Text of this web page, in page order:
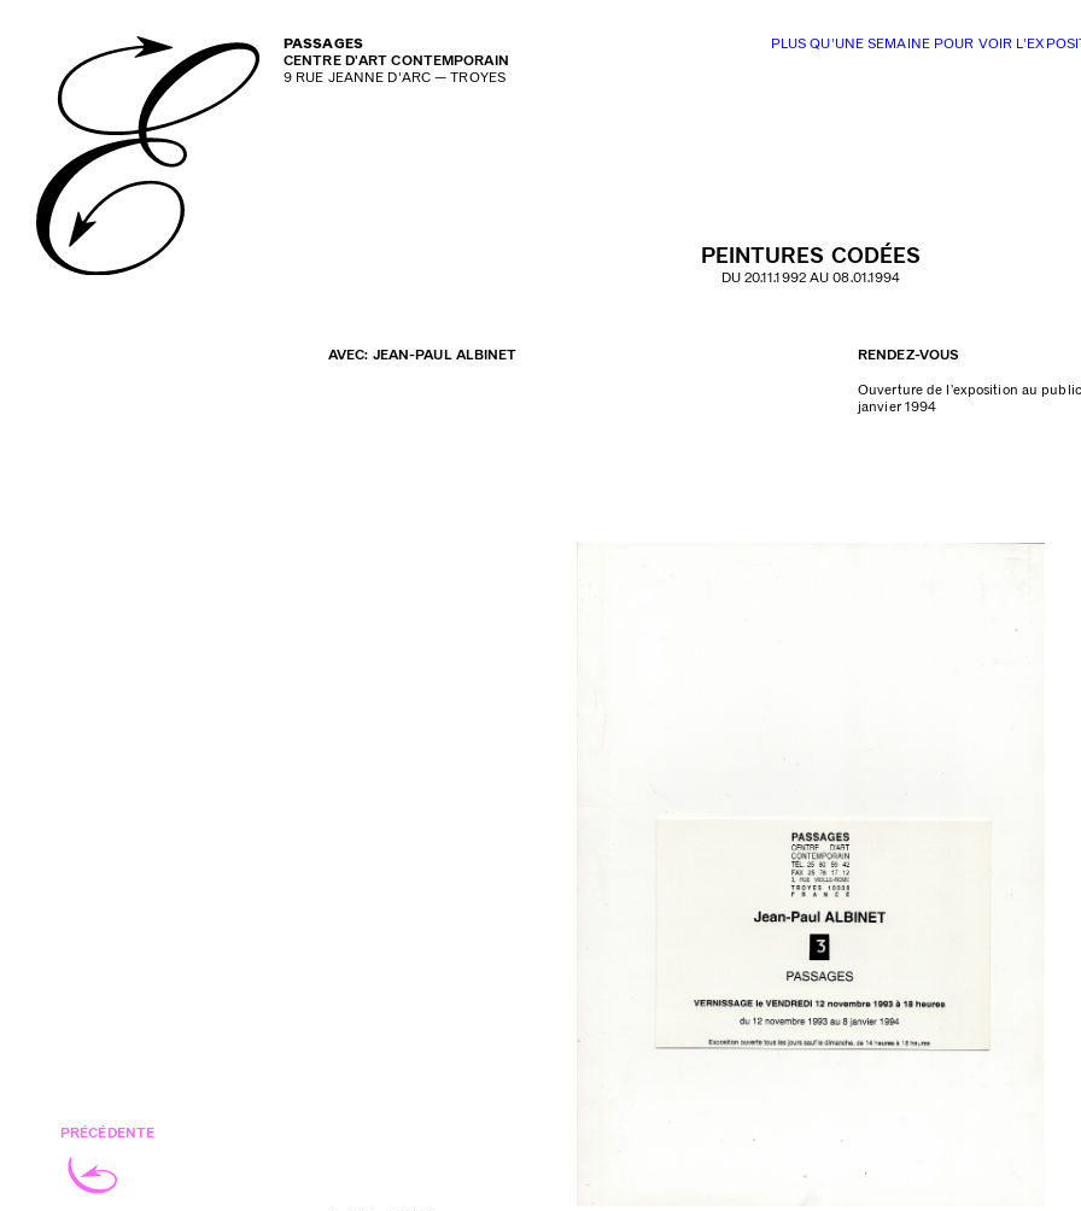
PASSAGES
CENTRE D'ART CONTEMPORAIN
9 RUE JEANNE D'ARC — TROYES
PLUS QU'UNE SEMAINE POUR VOIR
PRÉCÉDENTE
PEINTURES CODÉES
DU 20.11.1992 AU 08.01.1994
AVEC: JEAN-PAUL ALBINET RENDEZ-VOUS
Ouverture de l’exposition au
janvier 1994